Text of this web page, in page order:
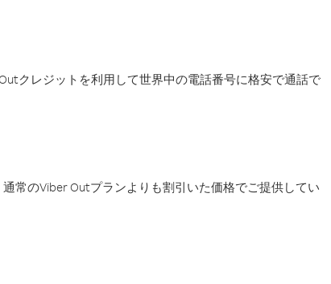
クレジットを利用して世界中の電話番号に格安で通話で
常のViber Outプランよりも割引いた価格でご提供してい